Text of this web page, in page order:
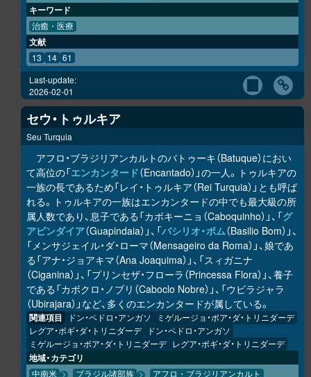
キーワード
治癒・医療
文献
13 14 61
Last-update:
2026-02-01
セウ・トゥルキア
Seu Turquia
アフロ・ブラジリアンカルトのバトゥーキ（Batuque）におい
て高位の「エンカンタード（Encantado）」の一人。トゥルキアの
一族の長であるため「レイ・トゥルキア（Rei Turquia）」とも呼ば
れる。トゥルキアの一族はエンカンタードの中でも最大級の所
属人数であり、息子である「カボキーニョ（Caboquinho）」、「グ
アピンダイア（Guapindaia）」、「バシリオ・ボム（Basilio Bom）」、
「メンサジェイル・ダ・ローマ（Mensageiro da Roma）」、娘であ
る「アナ・ジョアキマ（Ana Joaquima）」、「スィガニナ
（Ciganina）」、「プリンセザ・フローラ（Princessa Flora）」、養子
である「カボクロ・ノブリ（Caboclo Nobre）」、「ウビラジャラ
（Ubirajara）」など、多くのエンカンタードが属している。
関連項目 ドン・ペドロ・アンガソ
ミゲルージョ・ボア・ダ・トリニダーデ
レグア・ボギ・ダ・トリニダーデ
ドン・ペドロ・アンガソ
ミゲルージョ・ボア・ダ・トリニダーデ レグア・ボギ・ダ・トリニダーデ
地域・カテゴリ
中南米 ブラジル諸部族 アフロ・ブラジリアンカルト